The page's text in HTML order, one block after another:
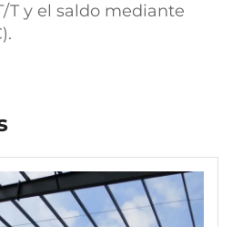
T y el saldo mediante